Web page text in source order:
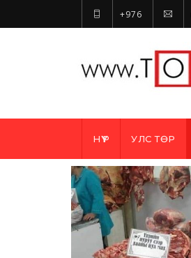
+976
НҮҮР УЛС ТӨР